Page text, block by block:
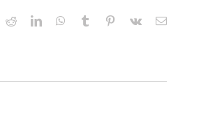
RedditLinkedInWhatsApp
Tumblr Pinterest
Vk
Correo